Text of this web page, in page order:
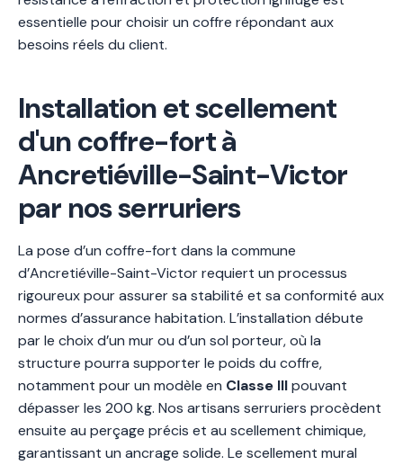
essentielle pour choisir un coffre répondant aux
besoins réels du client.
Installation et scellement
d'un coffre-fort à
Ancretiéville-Saint-Victor
par nos serruriers
La pose d’un coffre-fort dans la commune
d’Ancretiéville-Saint-Victor requiert un processus
rigoureux pour assurer sa stabilité et sa conformité aux
normes d’assurance habitation. L’installation débute
par le choix d’un mur ou d’un sol porteur, où la
structure pourra supporter le poids du coffre,
notamment pour un modèle en Classe IIIpouvant
dépasser les 200 kg. Nos artisans serruriers procèdent
ensuite au perçage précis et au scellement chimique,
garantissant un ancrage solide. Le scellement mural